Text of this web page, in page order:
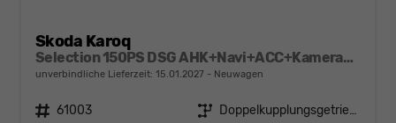
Skoda Karoq
Selection 150PS DSG AHK+Navi+ACC+Kamera+Kessy+Sitzheizung+GV5+Ambiente
unverbindliche Lieferzeit: 15.01.2027 Neuwagen
Fahrzeugnr. 61003 Getriebe
Doppelkupplungsgetriebe (DSG)